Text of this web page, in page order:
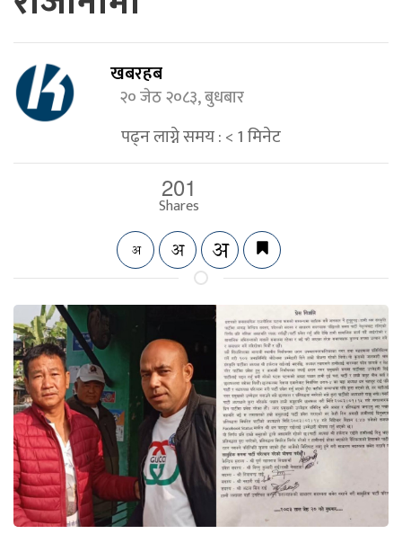
खबरहब
२० जेठ २०८३, बुधबार
पढ्न लाग्ने समय :< 1मिनेट
201
Shares